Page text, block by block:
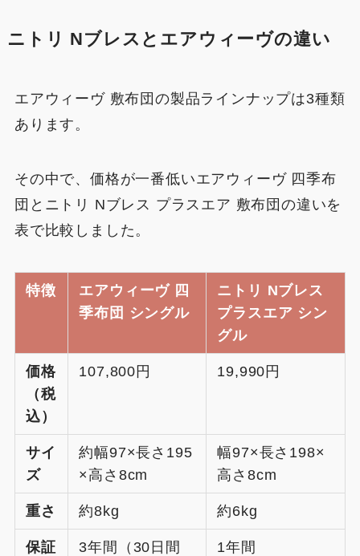
ニトリ Nブレスとエアウィーヴの違い
エアウィーヴ 敷布団の製品ラインナップは3種類
あります。
その中で、価格が一番低いエアウィーヴ 四季布
団とニトリ Nブレス プラスエア 敷布団の違いを
表で比較しました。
特徴
エアウィーヴ 四
季布団 シングル
ニトリ Nブレス
プラスエア シン
グル
価格
（税
込）
107,800円 19,990円
サイ
ズ
約幅97×長さ195
×高さ8cm
幅97×長さ198×
高さ8cm
重さ 約8kg 約6kg
保証
3年間（30日間
1年間